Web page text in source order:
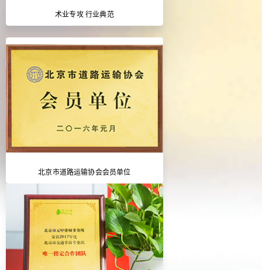
术业专攻 行业典范
北京市道路运输协会会员单位